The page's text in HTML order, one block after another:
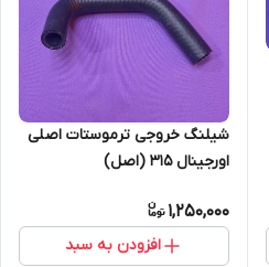
شیلنگ خروجی ترموستات اصلی
اورجینال 315 (اصل)
1,250,000
افزودن به سبد